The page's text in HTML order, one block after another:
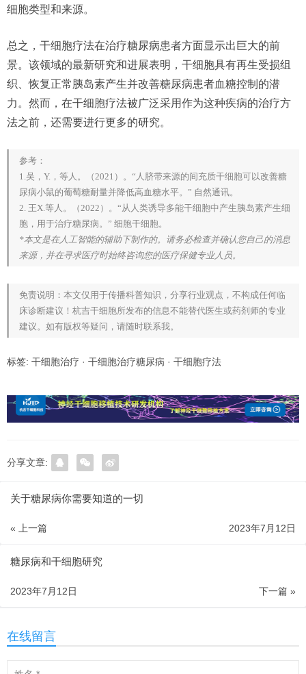
细胞类型和来源。
总之，干细胞疗法在治疗糖尿病患者方面显示出巨大的前
景。该领域的最新研究和进展表明，干细胞具有再生受损组
织、恢复正常胰岛素产生并改善糖尿病患者血糖控制的潜
力。然而，在干细胞疗法被广泛采用作为这种疾病的治疗方
法之前，还需要进行更多的研究。
参考：
1.吴，Y.，等人。（2021）。“人脐带来源的间充质干细胞可以改善糖
尿病小鼠的葡萄糖耐量并降低高血糖水平。” 自然通讯。
2. 王X.等人。（2022）。“从人类诱导多能干细胞中产生胰岛素产生细
胞，用于治疗糖尿病。” 细胞干细胞。
*本文是在人工智能的辅助下制作的。请务必检查并确认您自己的消息
来源，并在寻求医疗时始终咨询您的医疗保健专业人员。
免责说明：本文仅用于传播科普知识，分享行业观点，不构成任何临
床诊断建议！杭吉干细胞所发布的信息不能替代医生或药剂师的专业
建议。如有版权等疑问，请随时联系我。
标签: 干细胞治疗 · 干细胞治疗糖尿病 · 干细胞疗法
分享文章:
关于糖尿病你需要知道的一切
« 上一篇 2023年7月12日
糖尿病和干细胞研究
下一篇 »
2023年7月12日
在线留言